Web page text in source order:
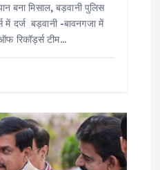
बना मिसाल, बड़वानी पुलिस
में दर्ज बड़वानी -बावनगजा में
रिकॉर्ड्स टीम…